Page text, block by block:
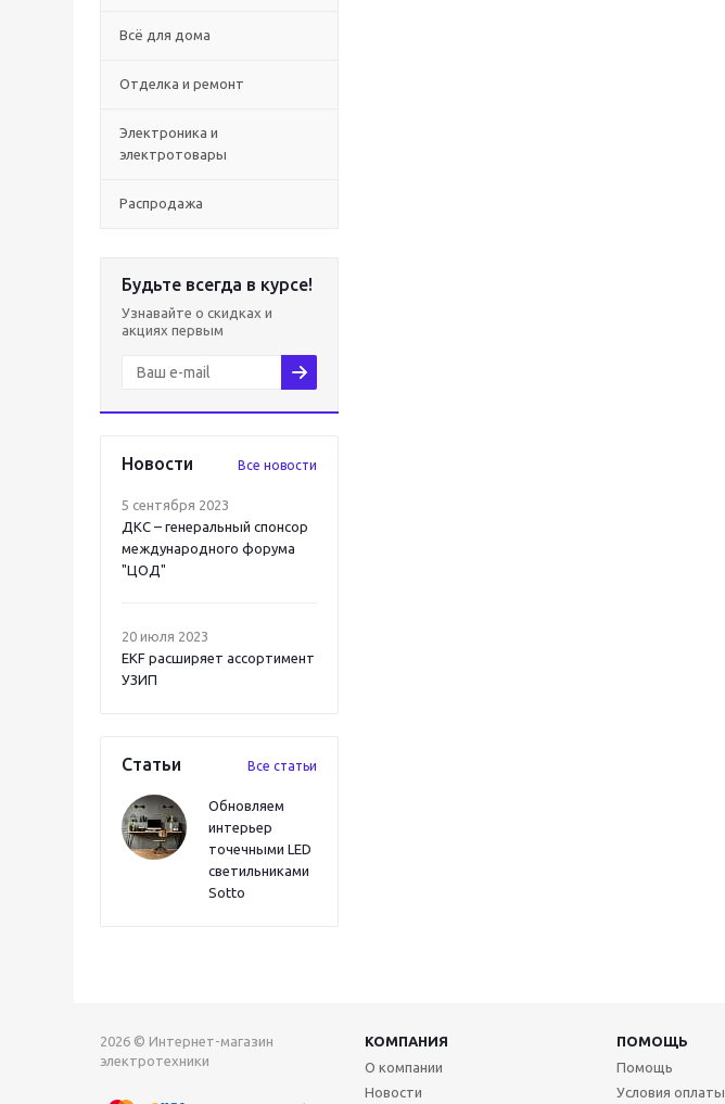
Всё для дома
Отделка и ремонт
Электроника и
электротовары
Распродажа
Будьте всегда в курсе!
Узнавайте о скидках и
акциях первым
Новости Все новости
5 сентября 2023
ДКС – генеральный спонсор
международного форума
"ЦОД"
20 июля 2023
EKF расширяет ассортимент
УЗИП
Статьи Все статьи
Обновляем
интерьер
точечными LED
светильниками
Sotto
2026 © Интернет-магазин
электротехники
КОМПАНИЯ ПОМОЩЬ
О компании
Новости
Помощь
Условия оплаты